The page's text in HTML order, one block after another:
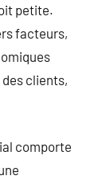
petite.
facteurs,
clients,
comporte